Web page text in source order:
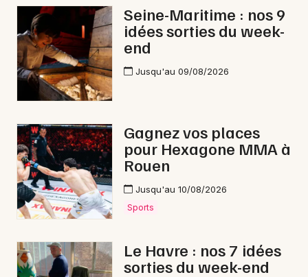
Seine-Maritime : nos 9
idées sorties du week-
end
Jusqu'au 09/08/2026
Gagnez vos places
pour Hexagone MMA à
Rouen
Jusqu'au 10/08/2026
Sports
Le Havre : nos 7 idées
sorties du week-end